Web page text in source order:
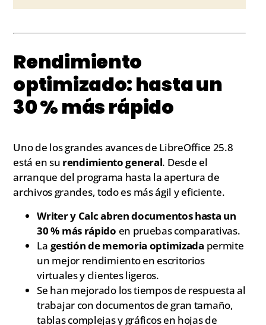
Rendimiento
optimizado: hasta un
30 % más rápido
Uno de los grandes avances de LibreOffice 25.8
está en su rendimiento general. Desde el
arranque del programa hasta la apertura de
archivos grandes, todo es más ágil y eficiente.
Writer y Calc abren documentos hasta un
30 % más rápido en pruebas comparativas.
La gestión de memoria optimizada permite
un mejor rendimiento en escritorios
virtuales y clientes ligeros.
Se han mejorado los tiempos de respuesta al
trabajar con documentos de gran tamaño,
tablas complejas y gráficos en hojas de